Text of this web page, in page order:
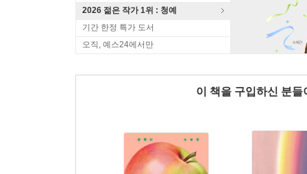
2026 젊은 작가 1위 : 청예
기간 한정 특가 도서
오직, 예스24에서만
이 책을 구입하신 분